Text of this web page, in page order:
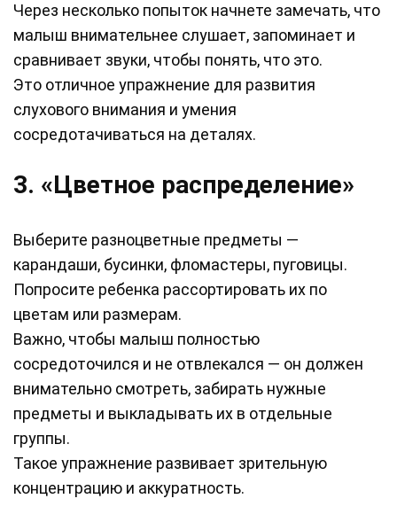
Через несколько попыток начнете замечать, что
малыш внимательнее слушает, запоминает и
сравнивает звуки, чтобы понять, что это.
Это отличное упражнение для развития
слухового внимания и умения
сосредотачиваться на деталях.
3. «Цветное распределение»
Выберите разноцветные предметы —
карандаши, бусинки, фломастеры, пуговицы.
Попросите ребенка рассортировать их по
цветам или размерам.
Важно, чтобы малыш полностью
сосредоточился и не отвлекался — он должен
внимательно смотреть, забирать нужные
предметы и выкладывать их в отдельные
группы.
Такое упражнение развивает зрительную
концентрацию и аккуратность.